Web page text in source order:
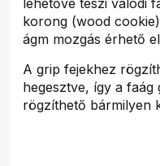
korong (wood
ágm mozgás érhető
A grip fejekhez
hegesztve, így a
rögzíthető bármilyen